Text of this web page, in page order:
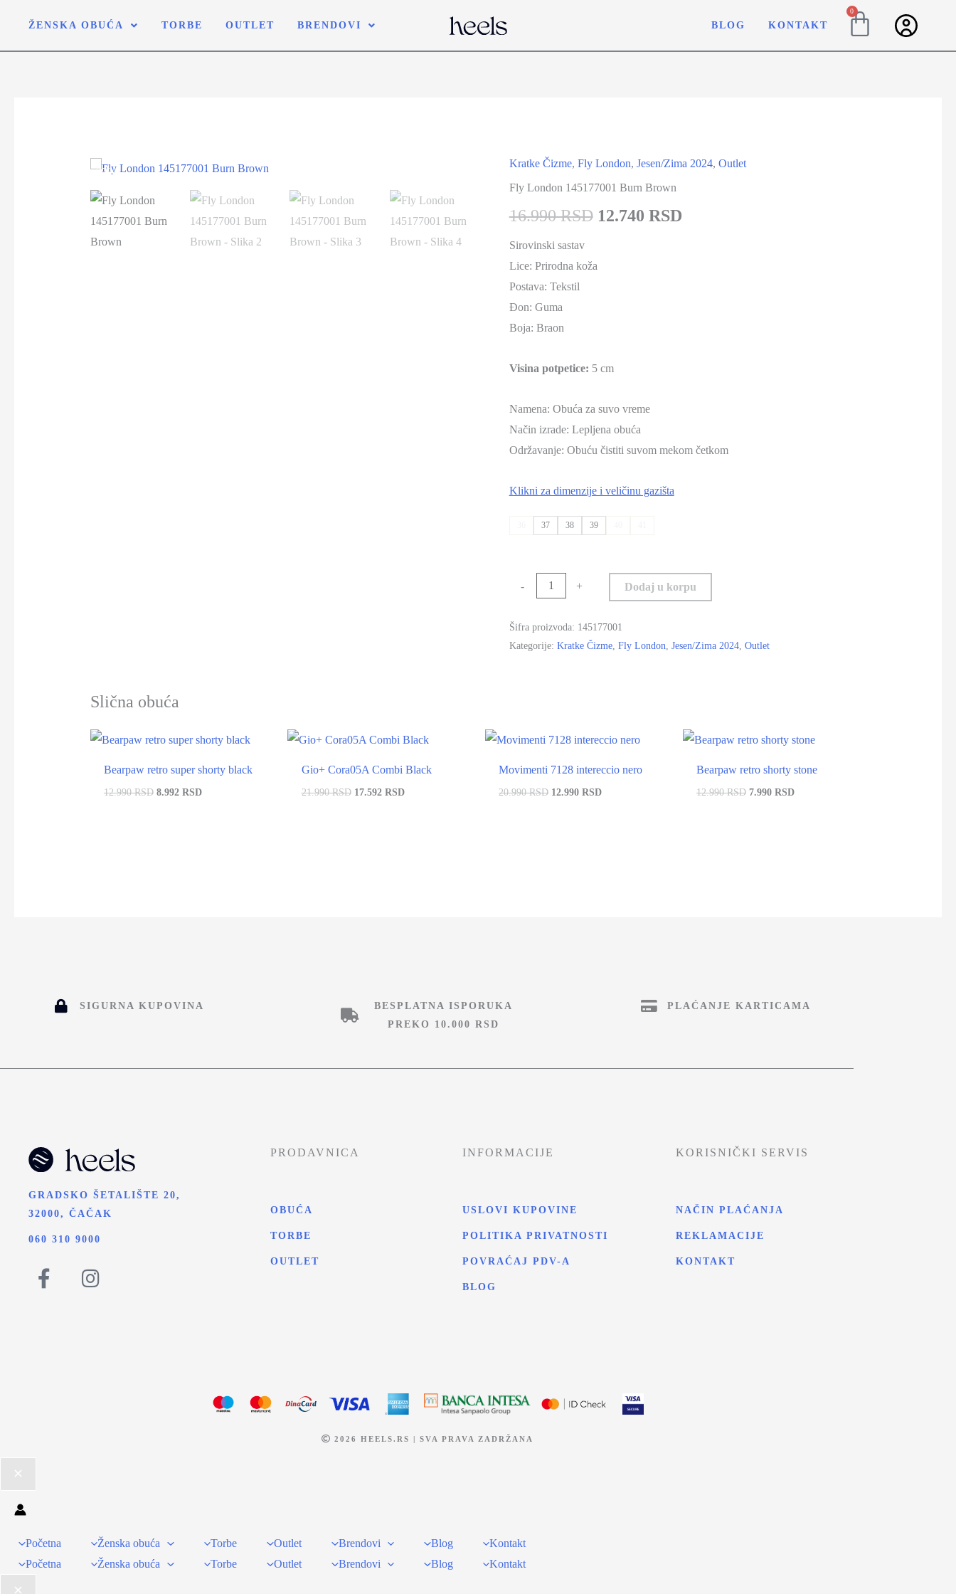
ŽENSKA OBUĆA TORBE OUTLET BRENDOVI BLOG KONTAKT
0
-25%
Kratke Čizme, Fly London, Jesen/Zima 2024, Outlet
Fly London 145177001 Burn Brown
16.990 RSD 12.740 RSD
Sirovinski sastav
Lice: Prirodna koža
Postava: Tekstil
Đon: Guma
Boja: Braon
Visina potpetice: 5 cm
Namena: Obuća za suvo vreme
Način izrade: Lepljena obuća
Održavanje: Obuću čistiti suvom mekom četkom
Klikni za dimenzije i veličinu gazišta
37 38 39
- + Dodaj u korpu
Šifra proizvoda: 145177001
Kategorije: Kratke Čizme, Fly London, Jesen/Zima 2024, Outlet
Slična obuća
Bearpaw retro super shorty black
12.990 RSD 8.992 RSD
Gio+ Cora05A Combi Black
21.990 RSD 17.592 RSD
Movimenti 7128 intereccio nero
20.990 RSD 12.990 RSD
Bearpaw retro shorty stone
12.990 RSD 7.990 RSD
SIGURNA KUPOVINA
BESPLATNA ISPORUKA
PREKO 10.000 RSD
PLAĆANJE KARTICAMA
GRADSKO ŠETALIŠTE 20,
32000, ČAČAK
060 310 9000
PRODAVNICA
OBUĆA
TORBE
OUTLET
INFORMACIJE
USLOVI KUPOVINE
POLITIKA PRIVATNOSTI
POVRAĆAJ PDV-A
BLOG
KORISNIČKI SERVIS
NAČIN PLAĆANJA
REKLAMACIJE
KONTAKT
2026 HEELS.RS | SVA PRAVA ZADRŽANA
Početna Ženska obuća Torbe Outlet Brendovi Blog
Kontakt
Početna
Ženska obuća Torbe Outlet Brendovi Blog Kontakt